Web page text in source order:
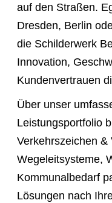
auf den Straßen.
Dresden, Berlin
die Schilderwerk
Innovation,
Kundenvertrauen
Über unser
Leistungsportfolio
Verkehrszeichen &
Wegeleitsysteme,
Kommunalbedarf
Lösungen nach